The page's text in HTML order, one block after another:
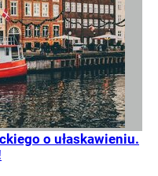
o ułaskawieniu.